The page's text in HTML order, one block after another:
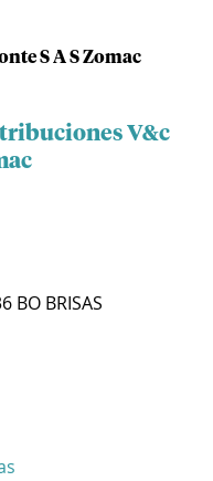
S A S Zomac
V&c
BO BRISAS